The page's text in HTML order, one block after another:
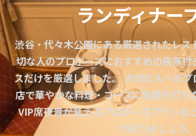
TOP
Annyお祝い体験について
Annyお祝いアイテムについて
よくあるご質問
お問い合わせ
ランディナー
渋谷・代々木公園にある厳選されたレス
切な人のプロポーズにおすすめの夜景付
スだけを厳選しました。 大切な人への
店で華やかな料理・コースに舌鼓を打ち
VIP席夜景が見えるプロポーズプランな
で彩りましょう。